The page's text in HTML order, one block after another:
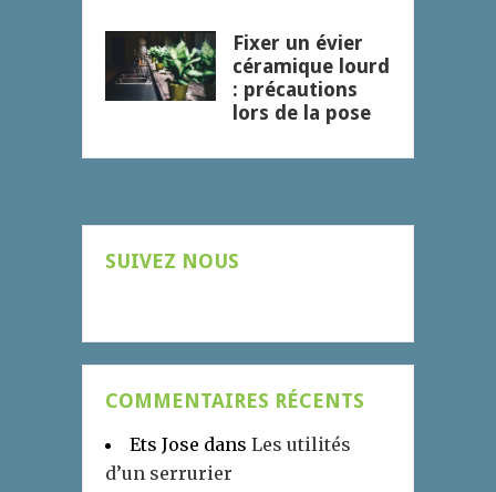
Fixer un évier
céramique lourd
: précautions
lors de la pose
SUIVEZ NOUS
COMMENTAIRES RÉCENTS
Ets Jose dans Les utilités
d’un serrurier